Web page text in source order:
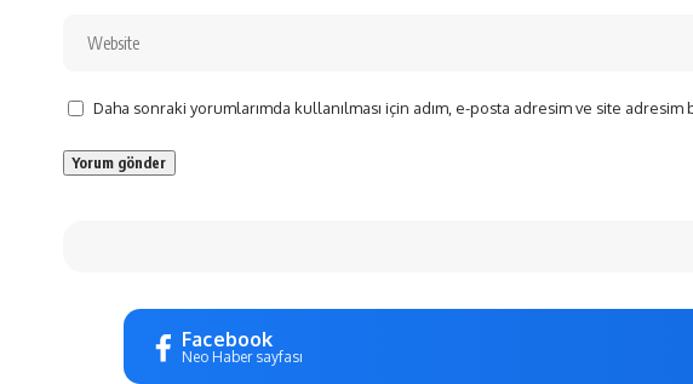
Daha sonraki yorumlarımda kullanılması için adım, e-posta adresim ve site adresim
Facebook
Neo Haber sayfası